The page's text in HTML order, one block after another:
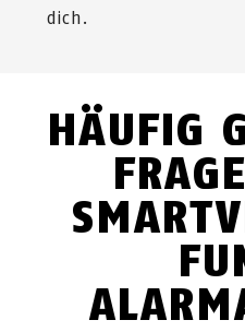
dich.
HÄUFIG